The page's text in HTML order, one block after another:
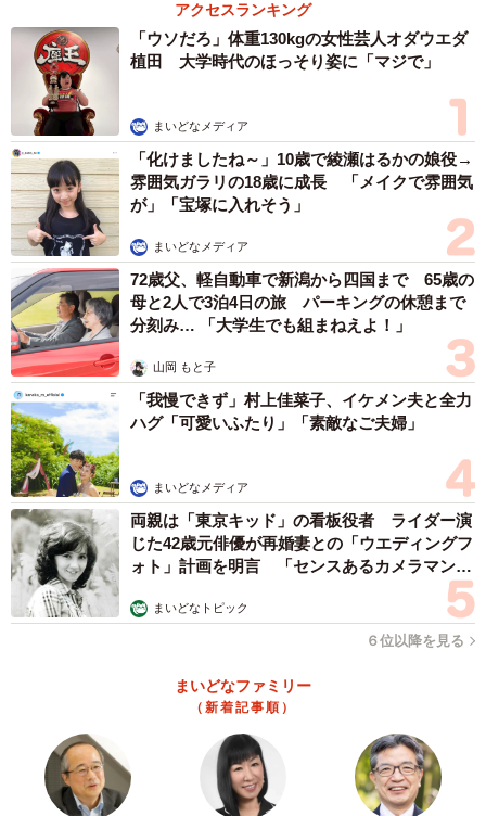
アクセスランキング
「ウソだろ」体重130kgの女性芸人オダウエダ
植田 大学時代のほっそり姿に「マジで」
まいどなメディア
「化けましたね～」10歳で綾瀬はるかの娘役→
雰囲気ガラリの18歳に成長 「メイクで雰囲気
が」「宝塚に入れそう」
まいどなメディア
72歳父、軽自動車で新潟から四国まで 65歳の
母と2人で3泊4日の旅 パーキングの休憩まで
分刻み… 「大学生でも組まねえよ！」
山岡 もと子
「我慢できず」村上佳菜子、イケメン夫と全力
ハグ「可愛いふたり」「素敵なご夫婦」
まいどなメディア
両親は「東京キッド」の看板役者 ライダー演
じた42歳元俳優が再婚妻との「ウエディングフ
ォト」計画を明言 「センスあるカメラマン求
まいどなトピック
６位以降を見る
まいどなファミリー
（新着記事順）